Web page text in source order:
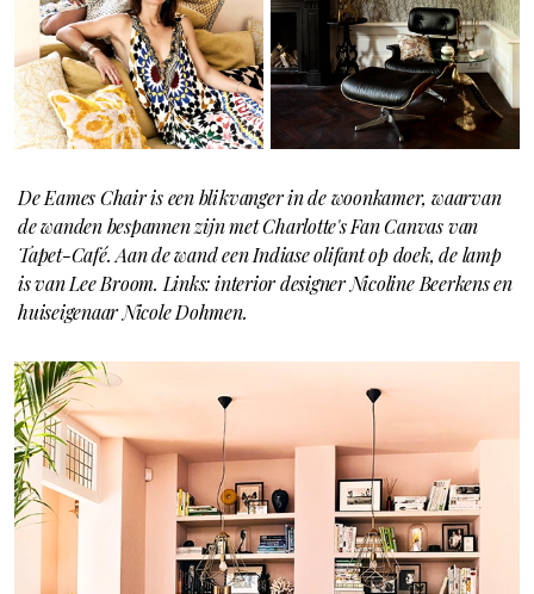
De Eames Chair is een blikvanger in de woonkamer, waarvan
de wanden bespannen zijn met Charlotte's Fan Canvas van
Tapet-Café. Aan de wand een Indiase olifant op doek, de lamp
is van Lee Broom. Links: interior designer Nicoline Beerkens en
huiseigenaar Nicole Dohmen.